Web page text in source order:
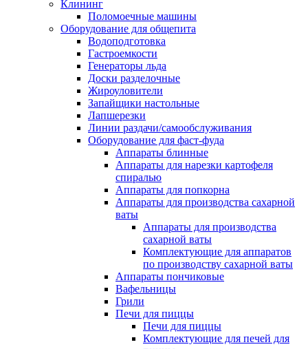
Клининг
Поломоечные машины
Оборудование для общепита
Водоподготовка
Гастроемкости
Генераторы льда
Доски разделочные
Жироуловители
Запайщики настольные
Лапшерезки
Линии раздачи/самообслуживания
Оборудование для фаст-фуда
Аппараты блинные
Аппараты для нарезки картофеля
спиралью
Аппараты для попкорна
Аппараты для производства сахарной
ваты
Аппараты для производства
сахарной ваты
Комплектующие для аппаратов
по производству сахарной ваты
Аппараты пончиковые
Вафельницы
Грили
Печи для пиццы
Печи для пиццы
Комплектующие для печей для